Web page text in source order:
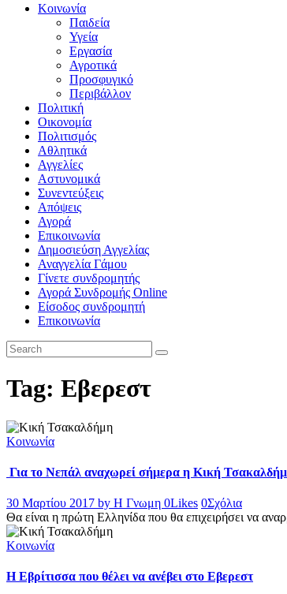
Κοινωνία
Παιδεία
Υγεία
Εργασία
Αγροτικά
Προσφυγικό
Περιβάλλον
Πολιτική
Οικονομία
Πολιτισμός
Αθλητικά
Αγγελίες
Αστυνομικά
Συνεντεύξεις
Απόψεις
Αγορά
Επικοινωνία
Δημοσιεύση Αγγελίας
Αναγγελία Γάμου
Γίνετε συνδρομητής
Αγορά Συνδρομής Online
Είσοδος συνδρομητή
Επικοινωνία
Tag: Εβερεστ
Κοινωνία
Για το Νεπάλ αναχωρεί σήμερα η Κική
30 Μαρτίου 2017 by Η Γνωμη 0Likes 0Σχόλια
Θα είναι η πρώτη Ελληνίδα που θα επιχειρήσει να
Κοινωνία
Η Εβρίτισσα που θέλει να ανέβει στο Εβερεστ